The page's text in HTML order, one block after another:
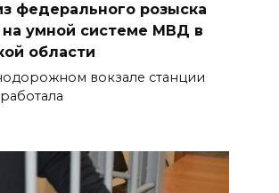
сообщают о
сбое в работе
приложений
районе Ростова
порыва на водоводе
федерального розыска
на умной системе МВД в
области
вокзале станции